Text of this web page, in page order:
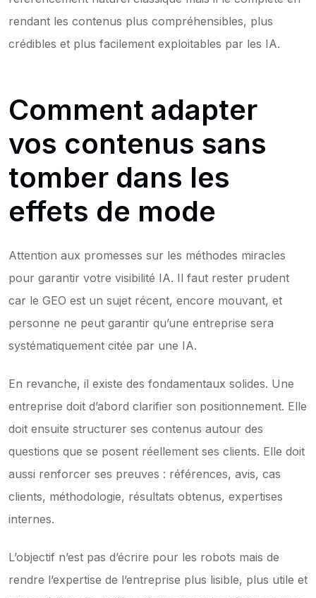
rendant les contenus plus compréhensibles, plus
crédibles et plus facilement exploitables par les IA.
Comment adapter
vos contenus sans
tomber dans les
effets de mode
Attention aux promesses sur les méthodes miracles
pour garantir votre visibilité IA. Il faut rester prudent
car le GEO est un sujet récent, encore mouvant, et
personne ne peut garantir qu’une entreprise sera
systématiquement citée par une IA.
En revanche, il existe des fondamentaux solides. Une
entreprise doit d’abord clarifier son positionnement. Elle
doit ensuite structurer ses contenus autour des
questions que se posent réellement ses clients. Elle doit
aussi renforcer ses preuves : références, avis, cas
clients, méthodologie, résultats obtenus, expertises
internes.
L’objectif n’est pas d’écrire pour les robots mais de
rendre l’expertise de l’entreprise plus lisible, plus utile et